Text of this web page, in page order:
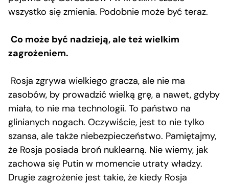
wszystko się zmienia. Podobnie może być teraz.
Co może być nadzieją, ale też wielkim
zagrożeniem.
Rosja zgrywa wielkiego gracza, ale nie ma
zasobów, by prowadzić wielką grę, a nawet, gdyby
miała, to nie ma technologii. To państwo na
glinianych nogach. Oczywiście, jest to nie tylko
szansa, ale także niebezpieczeństwo. Pamiętajmy,
że Rosja posiada broń nuklearną. Nie wiemy, jak
zachowa się Putin w momencie utraty władzy.
Drugie zagrożenie jest takie, że kiedy Rosja